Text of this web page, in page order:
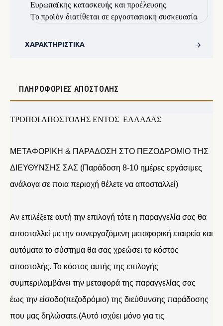
Ευρωπαϊκής κατασκευής και προέλευσης.
Το προϊόν διατίθεται σε εργοστασιακή συσκευασία.
ΧΑΡΑΚΤΗΡΙΣΤΙΚΆ
ΠΛΗΡΟΦΟΡΊΕΣ ΑΠΟΣΤΟΛΉΣ
ΤΡΟΠΟΙ ΑΠΟΣΤΟΛΗΣ ΕΝΤΟΣ ΕΛΛΑΔΑΣ
ΜΕΤΑΦΟΡΙΚΗ & ΠΑΡΑΔΟΣΗ ΣΤΟ ΠΕΖΟΔΡΟΜΙΟ ΤΗΣ
ΔΙΕΥΘΥΝΣΗΣ ΣΑΣ (Παράδοση 8-10 ημέρες εργάσιμες
ανάλογα σε ποια περιοχή θέλετε να αποσταλλεί)
Αν επιλέξετε αυτή την επιλογή τότε η παραγγελία σας θα
αποσταλλεί με την συνεργαζόμενη μεταφορική εταιρεία και
αυτόματα το σύστημα θα σας χρεώσει το κόστος
αποστολής. Το κόστος αυτής της επιλογής
συμπεριλαμβάνει την μεταφορά της παραγγελίας σας
έως την είσοδο(πεζοδρόμιο) της διεύθυνσης παράδοσης
που μας δηλώσατε.(Αυτό ισχύει μόνο για τις